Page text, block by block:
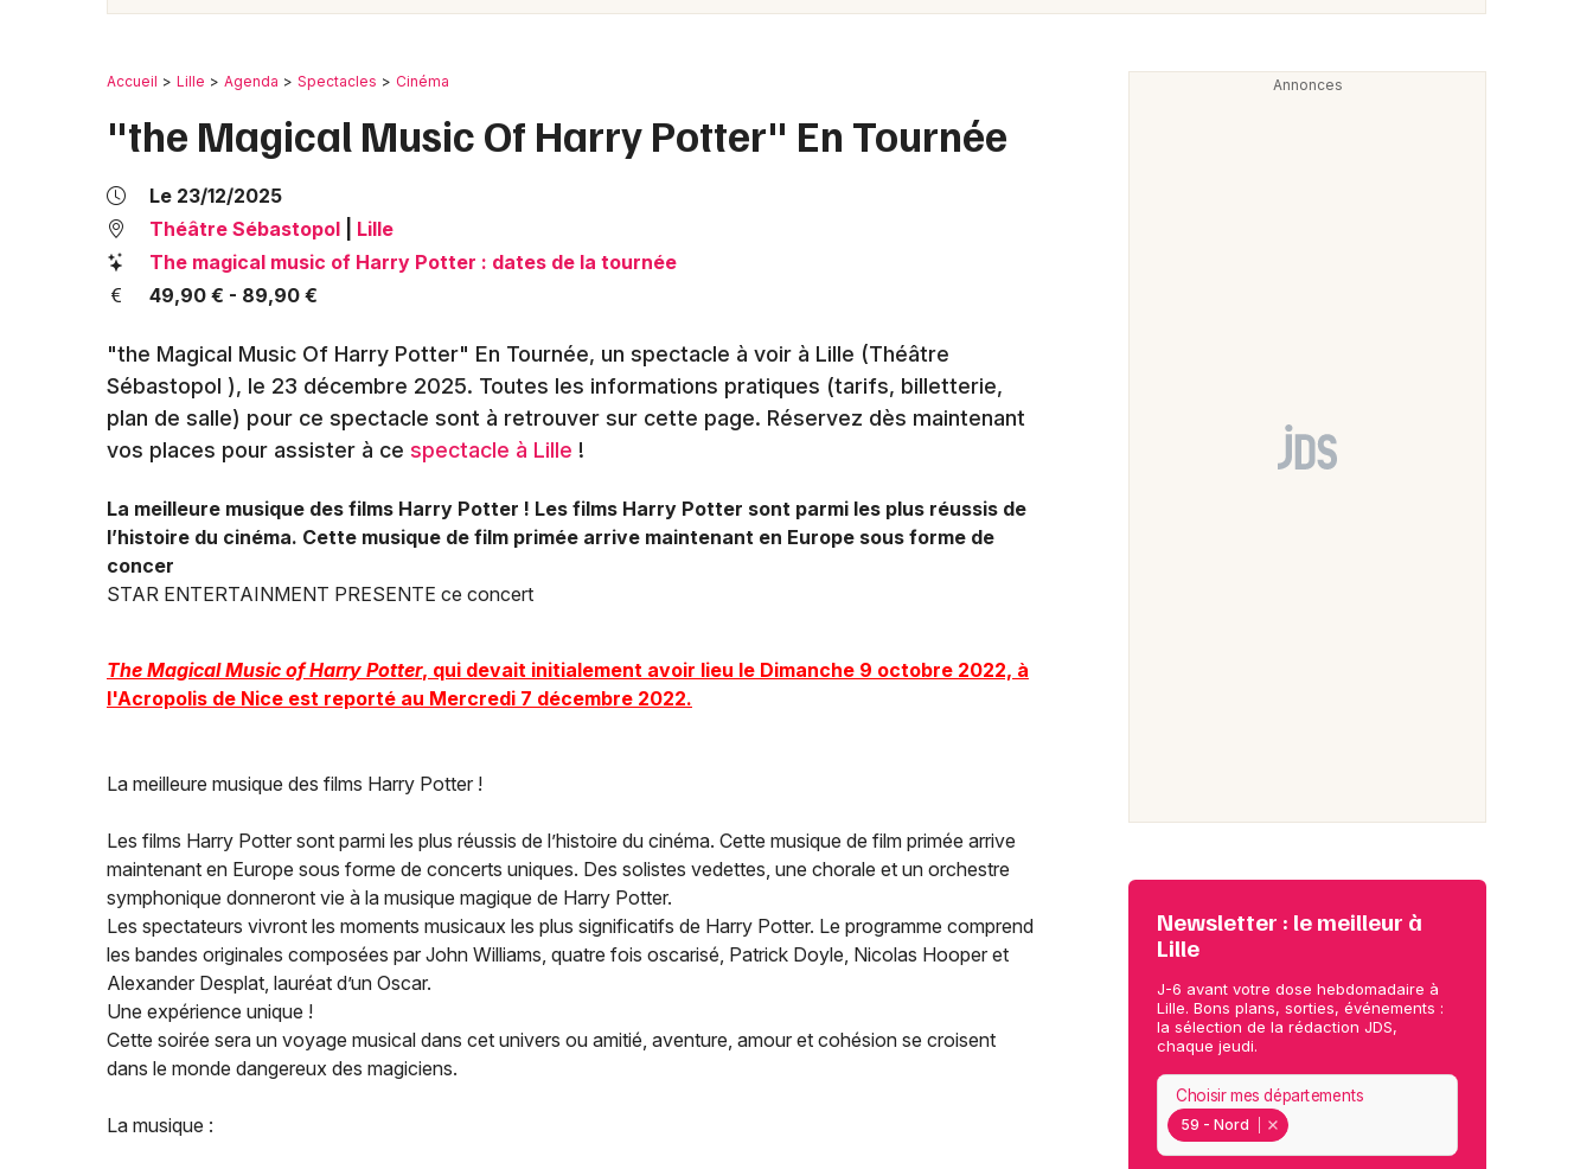
Sorties & loisirs
Cinéma dans le Nord
Cinéma dans les Hauts-de-France
Newsletter des sorties
Magazine à Lille
Mulhouse
Nice
Strasbourg
Toutes les villes
Accueil Lille Agenda Spectacles Cinéma
"the Magical Music Of Harry Potter" En Tournée
Le 23/12/2025
Théâtre Sébastopol
Lille
The magical music of Harry Potter : dates de la tournée
49,90 € - 89,90 €
"the Magical Music Of Harry Potter" En Tournée, un spectacle à voir à Lille (Théâtre
Sébastopol ), le 23 décembre 2025. Toutes les informations pratiques (tarifs, billetterie,
plan de salle) pour ce spectacle sont à retrouver sur cette page. Réservez dès maintenant
vos places pour assister à ce spectacle à Lille !
La meilleure musique des films Harry Potter ! Les films Harry Potter sont parmi les plus réussis de
l’histoire du cinéma. Cette musique de film primée arrive maintenant en Europe sous forme de
concer
STAR ENTERTAINMENT PRESENTE ce concert
The Magical Music of Harry Potter, qui devait initialement avoir lieu le Dimanche 9 octobre 2022, à
l'Acropolis de Nice est reporté au Mercredi 7 décembre 2022.
La meilleure musique des films Harry Potter !
Les films Harry Potter sont parmi les plus réussis de l’histoire du cinéma. Cette musique de film primée arrive
maintenant en Europe sous forme de concerts uniques. Des solistes vedettes, une chorale et un orchestre
symphonique donneront vie à la musique magique de Harry Potter.
Les spectateurs vivront les moments musicaux les plus significatifs de Harry Potter. Le programme comprend
les bandes originales composées par John Williams, quatre fois oscarisé, Patrick Doyle, Nicolas Hooper et
Alexander Desplat, lauréat d’un Oscar.
Une expérience unique !
Cette soirée sera un voyage musical dans cet univers ou amitié, aventure, amour et cohésion se croisent
dans le monde dangereux des magiciens.
La musique :
Newsletter : le meilleur à
Lille
J-6 avant votre dose hebdomadaire à
Lille. Bons plans, sorties, événements :
la sélection de la rédaction JDS,
chaque jeudi.
59 - Nord
Choisir mes départements